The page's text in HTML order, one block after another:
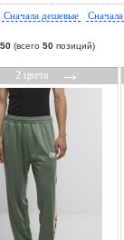
Сначала дешевые
50 (всего 50 позиций)
2 цвета→